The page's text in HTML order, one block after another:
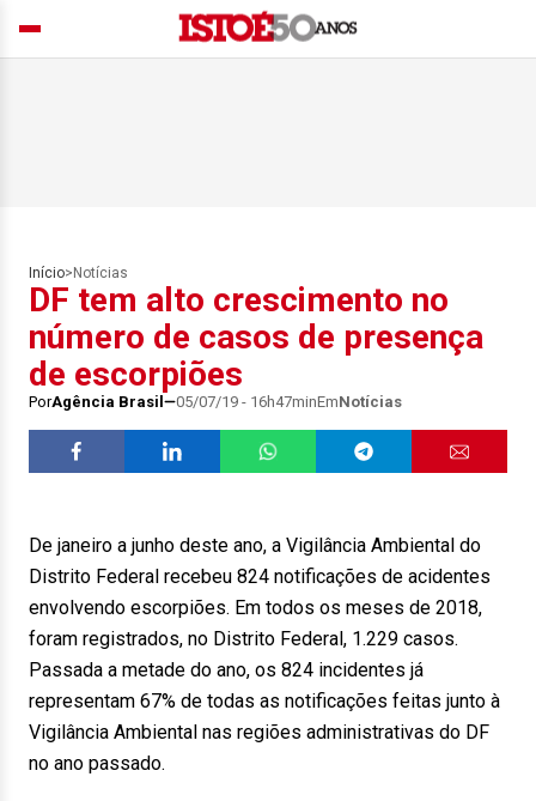
Início> Notícias
DF tem alto crescimento no
número de casos de presença
de escorpiões
PorAgência Brasil 05/07/19 - 16h47minEmNotícias
De janeiro a junho deste ano, a Vigilância Ambiental do
Distrito Federal recebeu 824 notificações de acidentes
envolvendo escorpiões. Em todos os meses de 2018,
foram registrados, no Distrito Federal, 1.229 casos.
Passada a metade do ano, os 824 incidentes já
representam 67% de todas as notificações feitas junto à
Vigilância Ambiental nas regiões administrativas do DF
no ano passado.